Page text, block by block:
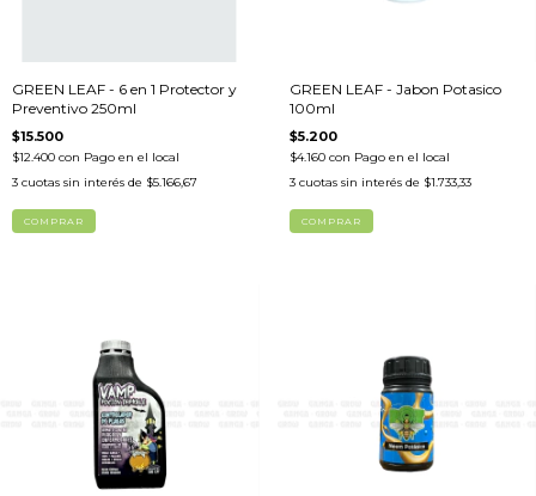
GREEN LEAF - 6 en 1 Protector y
Preventivo 250ml
$15.500
$12.400 con Pago en el local
3 cuotas sin interés de $5.166,67
GREEN LEAF - Jabon Potasico
100ml
$5.200
$4.160 con Pago en el local
3 cuotas sin interés de $1.733,33